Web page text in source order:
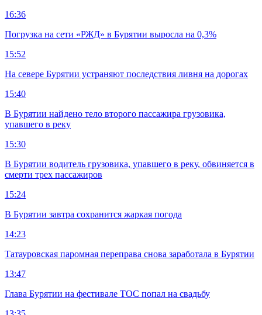
16:36
Погрузка на сети «РЖД» в Бурятии выросла на 0,3%
15:52
На севере Бурятии устраняют последствия ливня на дорогах
15:40
В Бурятии найдено тело второго пассажира грузовика,
упавшего в реку
15:30
В Бурятии водитель грузовика, упавшего в реку, обвиняется в
смерти трех пассажиров
15:24
В Бурятии завтра сохранится жаркая погода
14:23
Татауровская паромная переправа снова заработала в Бурятии
13:47
Глава Бурятии на фестивале ТОС попал на свадьбу